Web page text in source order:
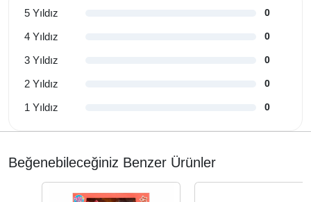
5 Yıldız 0
4 Yıldız 0
3 Yıldız 0
2 Yıldız 0
1 Yıldız 0
Beğenebileceğiniz Benzer Ürünler